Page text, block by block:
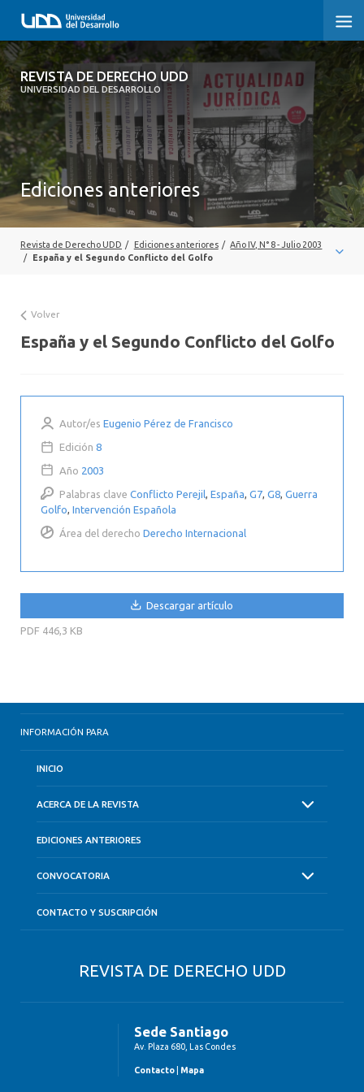
REVISTA DE DERECHO UDD
UNIVERSIDAD DEL DESARROLLO
REVISTA DE DERECHO UDD
INICIO
ACERCA DE LA REVISTA
EDICIONES ANTERIORES
CONVOCATORIA
CONTACTO Y SUSCRIPCIÓN
Ediciones anteriores
Revista de Derecho UDD / Ediciones anteriores / Año IV, N° 8 - Julio 2003
/
España y el Segundo Conflicto del Golfo
Volver
España y el Segundo Conflicto del Golfo
Autor/es Eugenio Pérez de Francisco
Edición 8
Año 2003
Palabras clave Conflicto Perejil España G7, G8, Guerra
Golfo ,Intervención Española
Área del derecho Derecho Internacional
Descargar artículo
PDF 446,3 KB
INFORMACIÓN PARA
INICIO
ACERCA DE LA REVISTA
EDICIONES ANTERIORES
CONVOCATORIA
CONTACTO Y SUSCRIPCIÓN
REVISTA DE DERECHO UDD
Sede Santiago
Av. Plaza 680, Las Condes
Contacto Mapa